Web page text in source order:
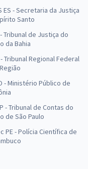
ES - Secretaria da Justiça
Santo
- Tribunal de Justiça do
da Bahia
- Tribunal Regional Federal
- Ministério Público de
- Tribunal de Contas do
de São Paulo
PE - Polícia Científica de